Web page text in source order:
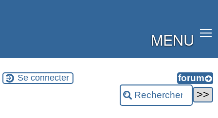
MENU
Se connecter